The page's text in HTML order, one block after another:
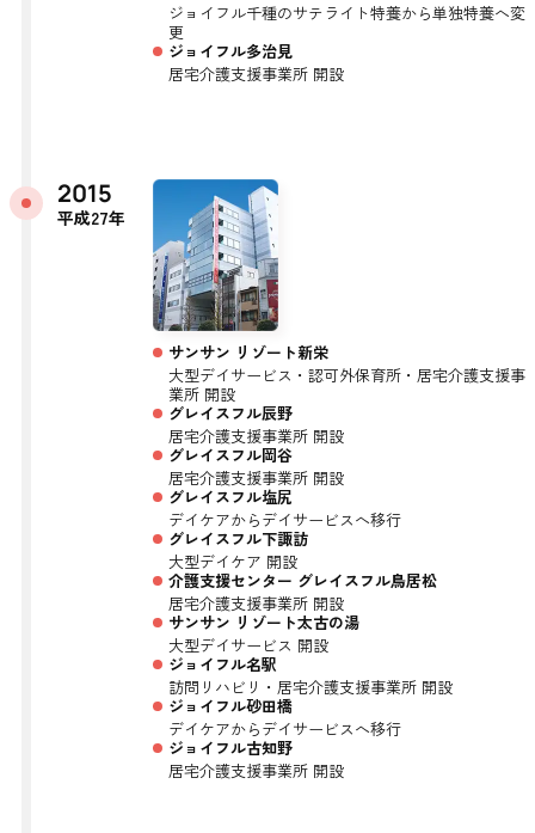
ジョイフル千種のサテライト特養から単独特養へ変
更
ジョイフル多治見
居宅介護支援事業所 開設
2015
平成27年
サンサン リゾート新栄
大型デイサービス・認可外保育所・居宅介護支援事
業所 開設
グレイスフル辰野
居宅介護支援事業所 開設
グレイスフル岡谷
居宅介護支援事業所 開設
グレイスフル塩尻
デイケアからデイサービスへ移行
グレイスフル下諏訪
大型デイケア 開設
介護支援センター グレイスフル鳥居松
居宅介護支援事業所 開設
サンサン リゾート太古の湯
大型デイサービス 開設
ジョイフル名駅
訪問リハビリ・居宅介護支援事業所 開設
ジョイフル砂田橋
デイケアからデイサービスへ移行
ジョイフル古知野
居宅介護支援事業所 開設